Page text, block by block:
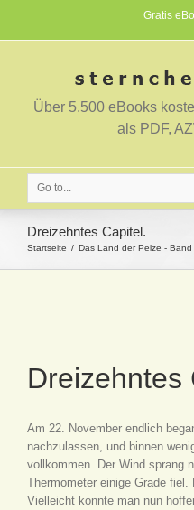
Gratis
Über 5.500 eBooks
als PDF,
Go to...
Dreizehntes Capitel.
Startseite Das Land der Pelze - Band
Dreizehntes
Am 22. November endlich
nachzulassen, und binnen
vollkommen. Der Wind sprang
Thermometer einige Grade fiel.
Vielleicht konnte man nun